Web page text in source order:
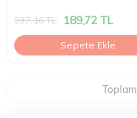
237,16TL 189,72 TL
Sepete Ekle
Toplam